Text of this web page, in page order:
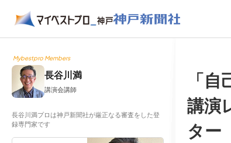
Mybestpro Members
長谷川満
講演会講師
長谷川満プロは神戸新聞社が厳正なる審査をした登
録専門家です
「
講演
ター